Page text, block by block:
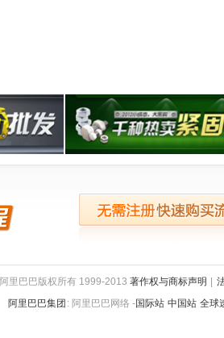
阿里巴巴版权所有 1999-2013 著作权与商标声明
阿里巴巴集团 : 阿里巴巴网络 -国际站 中国站 全球